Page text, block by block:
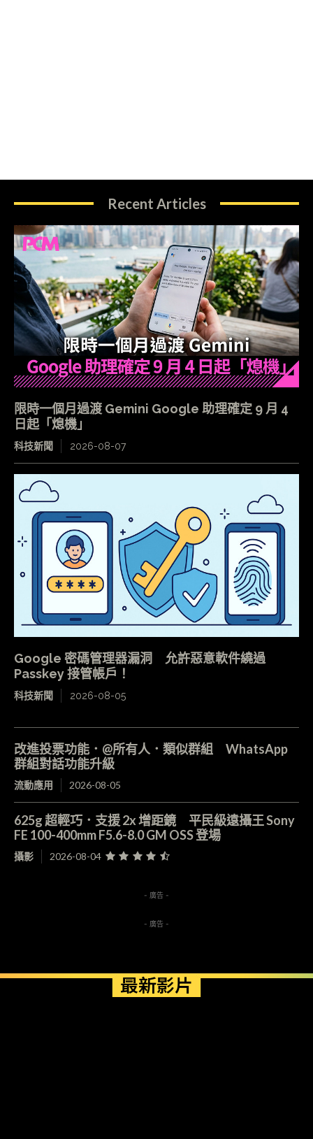
Recent Articles
限時一個月過渡 Gemini Google 助理確定 9 月 4
日起「熄機」
科技新聞 2026-08-07
Google 密碼管理器漏洞 允許惡意軟件繞過
Passkey 接管帳戶！
科技新聞 2026-08-05
改進投票功能．@所有人．類似群組 WhatsApp
群組對話功能升級
流動應用 2026-08-05
625g 超輕巧．支援 2x 增距鏡 平民級遠攝王 Sony
FE 100-400mm F5.6-8.0 GM OSS 登場
攝影 2026-08-04
- 廣告 -
- 廣告 -
最新影片